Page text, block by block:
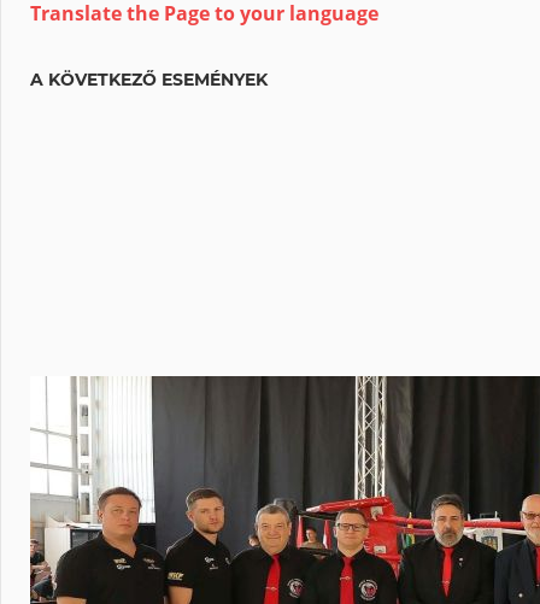
Translate the Page to your language
A KÖVETKEZŐ ESEMÉNYEK